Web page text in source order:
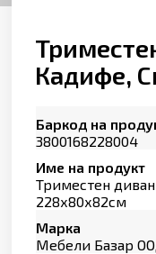
Кадифе,
Баркод на
3800168228004
Име на продукт
Триместен
228х80х82см
Марка
Мебели Базар